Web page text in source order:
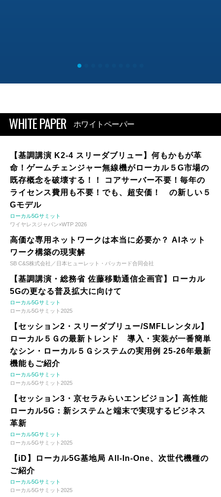
WHITE PAPER ホワイトペーパー
【基調講演 K2-4 スリーダブリュー】何もかもが革
命！ゲームチェンジャー無線機がローカル５G市場の
既存概念を破壊する！！ コアサーバー不要！毎年の
ライセンス費用も不要！でも、超安価！ の新しい５
Gモデル
ローカル5Gサミット
ワイヤレスジャパン×WTP 2026
高価な専用ネットワークは本当に必要か？ AIネット
ワーク構築の現実解
SB C&S株式会社／日本ヒューレット・パッカード合同会社
【基調講演・総務省 佐藤移動通信企画官】ローカル
5Gの更なる普及拡大に向けて
ローカル5Gサミット
ローカル5Gサミット2025
【セッション2・スリーダブリュー/SMFLレンタル】
ローカル５Ｇの最新トレンド 導入・実装が一番簡単
なシン・ローカル５Ｇシステムの実用例 25-26年最新
機能もご紹介
ローカル5Gサミット
ローカル5Gサミット2025
【セッション3・京セラみらいエンビジョン】高性能
ローカル5G：新システムと端末で実現するビジネス
革新
ローカル5Gサミット
ローカル5Gサミット2025
【iD】ローカル5G基地局 All-In-One、次世代機種の
ご紹介
ローカル5Gサミット
ローカル5Gサミット2025